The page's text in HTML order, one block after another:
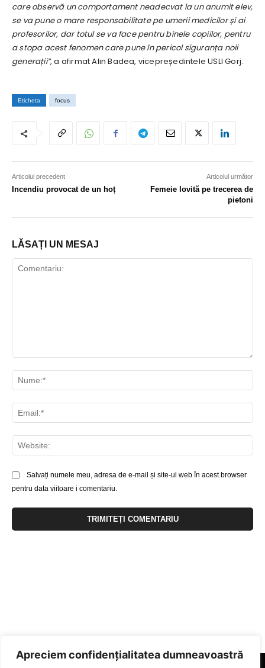
Apreciem confidențialitatea dumneavoastră
care observă un comportament neadecvat la un anumit elev,
se va pune o mare responsabilitate pe umerii medicilor și ai
profesorilor, dar totul se va face pentru binele copiilor, pentru
a stopa acest fenomen care pune în pericol siguranța noii
generații”, a afirmat Alin Badea, vicepreședintele USLI Gorj.
Eticheta focus
Articolul precedent
Incendiu provocat de un hoț
Articolul următor
Femeie lovită pe trecerea de
pietoni
LĂSAȚI UN MESAJ
Salvați numele meu, adresa de e-mail și site-ul web în acest browser
pentru data viitoare i comentariu.